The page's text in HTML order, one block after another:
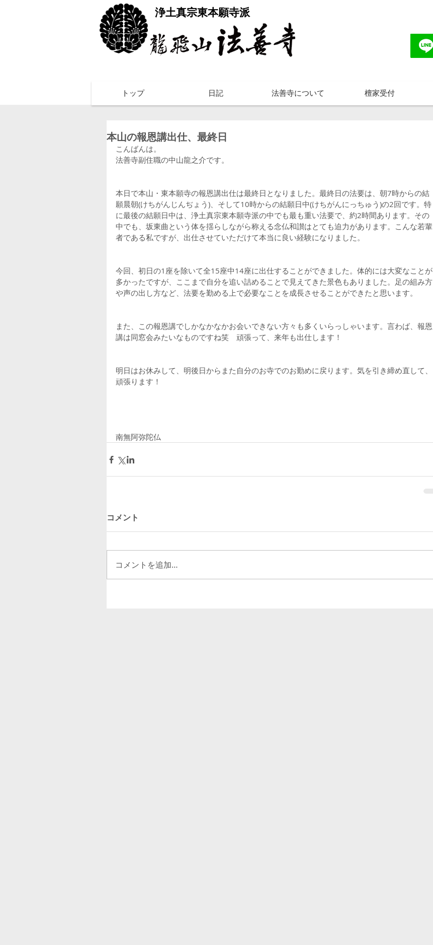
​浄土真宗東本願寺派
トップ 日記 法善寺について 檀家受付
本山の報恩講出仕、最終日
こんばんは。
法善寺副住職の中山龍之介です。
本日で本山・東本願寺の報恩講出仕は最終日となりました。最終日の法要は、朝7時からの結
願晨朝(けちがんじんぢょう)、そして10時からの結願日中(けちがんにっちゅう)の2回です。特
に最後の結願日中は、浄土真宗東本願寺派の中でも最も重い法要で、約2時間あります。その
中でも、坂東曲という体を揺らしながら称える念仏和讃はとても迫力があります。こんな若輩
者である私ですが、出仕させていただけて本当に良い経験になりました。
今回、初日の1座を除いて全15座中14座に出仕することができました。体的には大変なことが
多かったですが、ここまで自分を追い詰めることで見えてきた景色もありました。足の組み方
や声の出し方など、法要を勤める上で必要なことを成長させることができたと思います。
また、この報恩講でしかなかなかお会いできない方々も多くいらっしゃいます。言わば、報恩
講は同窓会みたいなものですね笑　頑張って、来年も出仕します！
明日はお休みして、明後日からまた自分のお寺でのお勤めに戻ります。気を引き締め直して、
頑張ります！
南無阿弥陀仏
コメント
コメントを追加…